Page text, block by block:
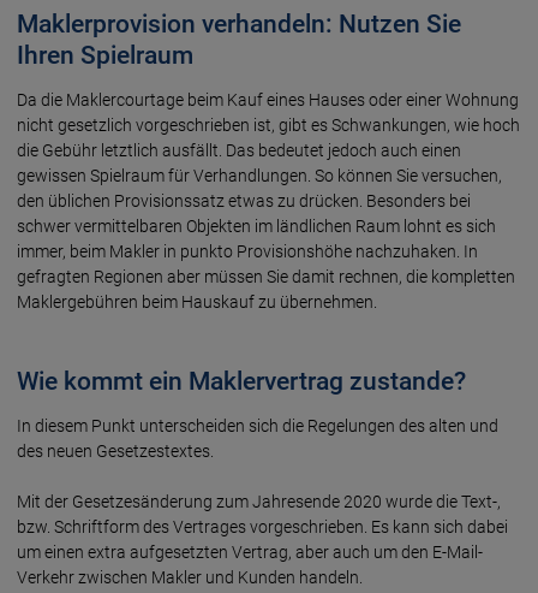
Maklerprovision verhandeln: Nutzen Sie
Ihren Spielraum
Da die Maklercourtage beim Kauf eines Hauses oder einer Wohnung
nicht gesetzlich vorgeschrieben ist, gibt es Schwankungen, wie hoch
die Gebühr letztlich ausfällt. Das bedeutet jedoch auch einen
gewissen Spielraum für Verhandlungen. So können Sie versuchen,
den üblichen Provisionssatz etwas zu drücken. Besonders bei
schwer vermittelbaren Objekten im ländlichen Raum lohnt es sich
immer, beim Makler in punkto Provisionshöhe nachzuhaken. In
gefragten Regionen aber müssen Sie damit rechnen, die kompletten
Maklergebühren beim Hauskauf zu übernehmen.
Wie kommt ein Maklervertrag zustande?
In diesem Punkt unterscheiden sich die Regelungen des alten und
des neuen Gesetzestextes.
Mit der Gesetzesänderung zum Jahresende 2020 wurde die Text-,
bzw. Schriftform des Vertrages vorgeschrieben. Es kann sich dabei
um einen extra aufgesetzten Vertrag, aber auch um den E-Mail-
Verkehr zwischen Makler und Kunden handeln.